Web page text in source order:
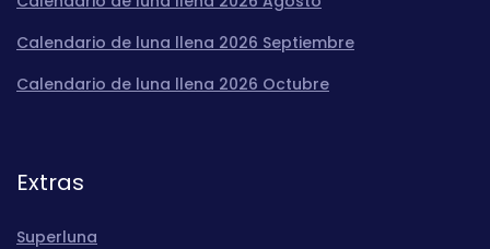
Calendario de luna llena 2026 Septiembre
Calendario de luna llena 2026 Octubre
Extras
Superluna